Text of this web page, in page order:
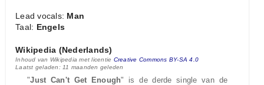
Lead vocals: Man
Taal: Engels
Wikipedia (Nederlands)
Inhoud van Wikipedia met licentie Creative Commons BY-SA 4.0
Laatst geladen: 11 maanden geleden
"Just Can't Get Enough" is de derde single van de